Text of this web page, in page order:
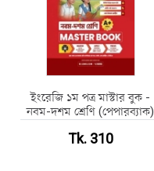
ইংরেজি ১ম পত্র মাস্টার বুক -
নবম-দশম শ্রেণি (পেপারব্যাক)
Tk. 310